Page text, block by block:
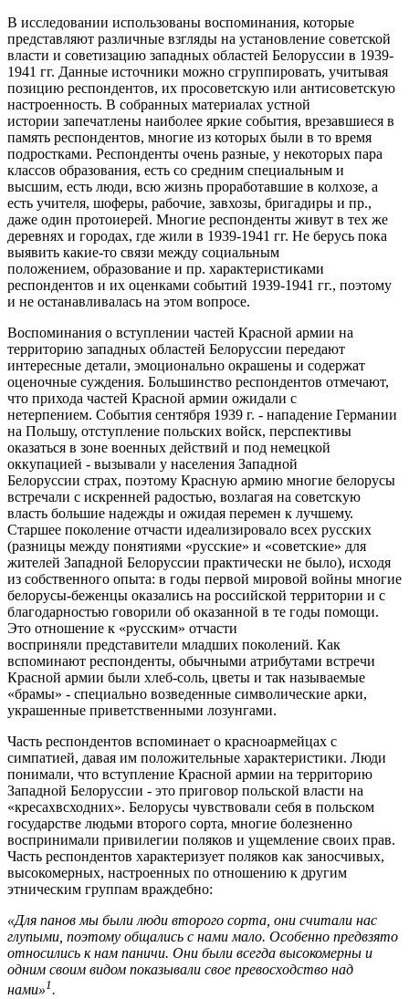
В исследовании использованы воспоминания, которые
представляют различные взгляды на установление советской
власти и советизацию западных областей Белоруссии в 1939-
1941 гг. Данные источники можно сгруппировать, учитывая
позицию респондентов, их просоветскую или антисоветскую
настроенность. В собранных материалах устной
истории запечатлены наиболее яркие события, врезавшиеся в
память респондентов, многие из которых были в то время
подростками. Респонденты очень разные, у некоторых пара
классов образования, есть со средним специальным и
высшим, есть люди, всю жизнь проработавшие в колхозе, а
есть учителя, шоферы, рабочие, завхозы, бригадиры и пр.,
даже один протоиерей. Многие респонденты живут в тех же
деревнях и городах, где жили в 1939-1941 гг. Не берусь пока
выявить какие-то связи между социальным
положением, образование и пр. характеристиками
респондентов и их оценками событий 1939-1941 гг., поэтому
и не останавливалась на этом вопросе.
Воспоминания о вступлении частей Красной армии на
территорию западных областей Белоруссии передают
интересные детали, эмоционально окрашены и содержат
оценочные суждения. Большинство респондентов отмечают,
что прихода частей Красной армии ожидали с
нетерпением. События сентября 1939 г. - нападение Германии
на Польшу, отступление польских войск, перспективы
оказаться в зоне военных действий и под немецкой
оккупацией - вызывали у населения Западной
Белоруссии страх, поэтому Красную армию многие белорусы
встречали с искренней радостью, возлагая на советскую
власть большие надежды и ожидая перемен к лучшему.
Старшее поколение отчасти идеализировало всех русских
(разницы между понятиями «русские» и «советские» для
жителей Западной Белоруссии практически не было), исходя
из собственного опыта: в годы первой мировой войны многие
белорусы-беженцы оказались на российской территории и с
благодарностью говорили об оказанной в те годы помощи.
Это отношение к «русским» отчасти
восприняли представители младших поколений. Как
вспоминают респонденты, обычными атрибутами встречи
Красной армии были хлеб-соль, цветы и так называемые
«брамы» - специально возведенные символические арки,
украшенные приветственными лозунгами.
Часть респондентов вспоминает о красноармейцах с
симпатией, давая им положительные характеристики. Люди
понимали, что вступление Красной армии на территорию
Западной Белоруссии - это приговор польской власти на
«кресахвсходних». Белорусы чувствовали себя в польском
государстве людьми второго сорта, многие болезненно
воспринимали привилегии поляков и ущемление своих прав.
Часть респондентов характеризует поляков как заносчивых,
высокомерных, настроенных по отношению к другим
этническим группам враждебно:
«Для панов мы были люди второго сорта, они считали нас
глупыми, поэтому общались с нами мало. Особенно предвзято
относились к нам паничи. Они были всегда высокомерны и
одним своим видом показывали свое превосходство над
нами»1.